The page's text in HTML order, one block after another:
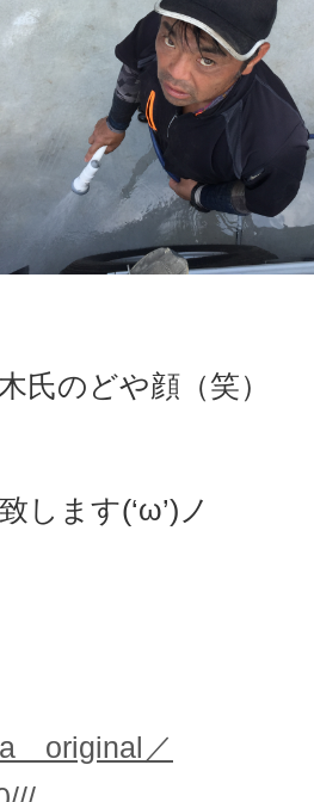
氏のどや顔（笑）
します(‘ω’)ノ
original／